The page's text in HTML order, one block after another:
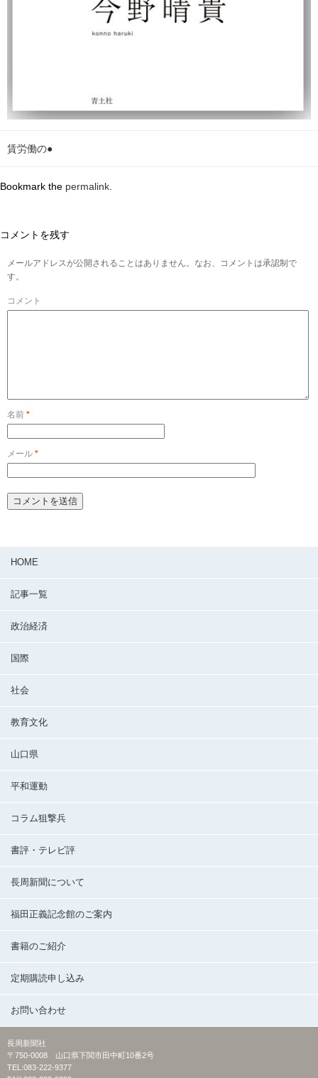
賃労働の●
Bookmark the permalink
コメントを残す
メールアドレスが公開されることはありません。なお、コメントは承認制で
す。
コメント
名前 *
メール *
HOME
記事一覧
政治経済
国際
社会
教育文化
山口県
平和運動
コラム狙撃兵
書評・テレビ評
長周新聞について
福田正義記念館のご案内
書籍のご紹介
定期購読申し込み
お問い合わせ
長周新聞社
〒750-0008 山口県下関市田中町10番2号
TEL:083-222-9377